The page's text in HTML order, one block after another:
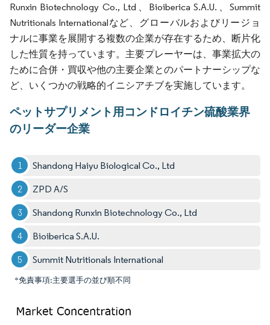
Runxin Biotechnology Co., Ltd、Bioiberica S.A.U.、Summit
Nutritionals Internationalなど、グローバルおよびリージョ
ナルに事業を展開する複数の企業が存在するため、断片化
した性質を持っています。主要プレーヤーは、事業拡大の
ために合併・買収や他の主要企業とのパートナーシップな
ど、いくつかの戦略的イニシアチブを実施しています。
ペットサプリメント用コンドロイチン硫酸業界
のリーダー企業
Shandong Haiyu Biological Co., Ltd
ZPD A/S
Shandong Runxin Biotechnology Co., Ltd
Bioiberica S.A.U.
Summit Nutritionals International
*免責事項:主要選手の並び順不同